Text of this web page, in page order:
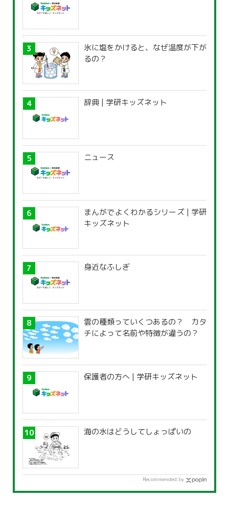
氷に塩をかけると、なぜ温度が下が
るの？
辞典 | 学研キッズネット
ニュース
まんがでよくわかるシリーズ | 学研
キッズネット
身近なふしぎ
雲の種類っていくつあるの？ カタ
チによって名前や特徴が違うの？
保護者の方へ | 学研キッズネット
海の水はどうしてしょっぱいの
Recommended by